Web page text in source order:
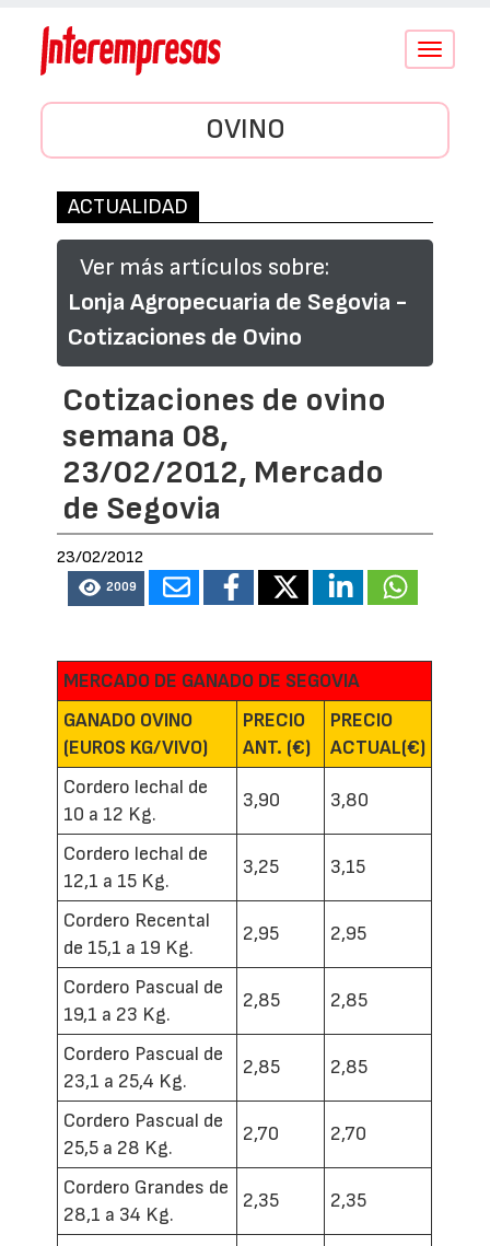
Conmutar
OVINO
ACTUALIDAD
Ver más artículos sobre:
Lonja Agropecuaria de Segovia -
Cotizaciones de Ovino
Cotizaciones de ovino
semana 08,
23/02/2012, Mercado
de Segovia
23/02/2012
2009
MERCADO DE GANADO DE SEGOVIA
GANADO OVINO
(EUROS KG/VIVO)
PRECIO
ANT. (€)
PRECIO
ACTUAL(€)
Cordero lechal de
10 a 12 Kg.
3,90 3,80
Cordero lechal de
12,1 a 15 Kg.
3,25 3,15
Cordero Recental
de 15,1 a 19 Kg.
2,95 2,95
Cordero Pascual de
19,1 a 23 Kg.
2,85 2,85
Cordero Pascual de
23,1 a 25,4 Kg.
2,85 2,85
Cordero Pascual de
25,5 a 28 Kg.
2,70 2,70
Cordero Grandes de
28,1 a 34 Kg.
2,35 2,35